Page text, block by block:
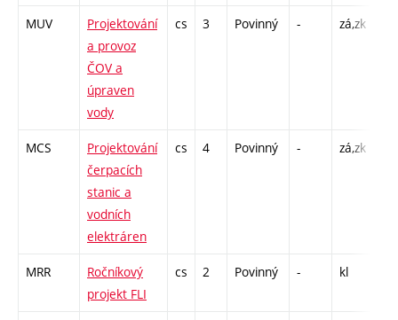
MUV
Projektování
a provoz
ČOV a
úpraven
vody
cs 3 Povinný - zá,zk
MCS
Projektování
čerpacích
stanic a
vodních
elektráren
cs 4 Povinný - zá,zk
MRR
Ročníkový
projekt FLI
cs 2 Povinný - kl